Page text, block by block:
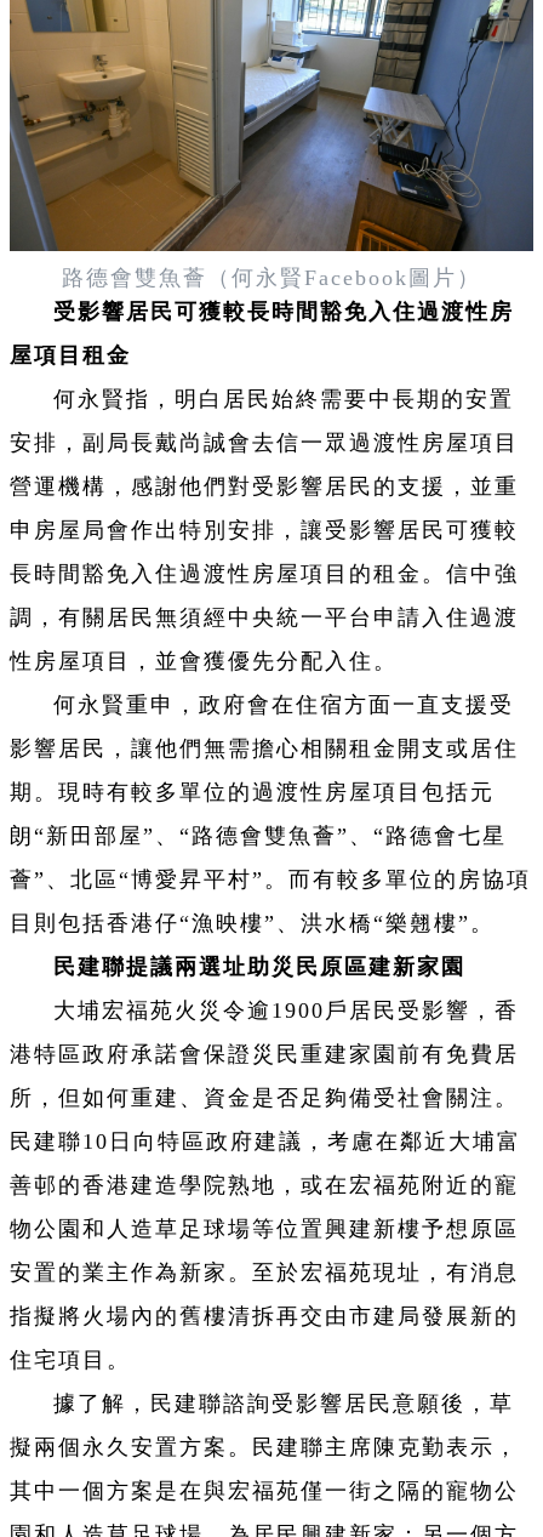
路德會雙魚薈（何永賢Facebook圖片）
受影響居民可獲較長時間豁免入住過渡性房
屋項目租金
何永賢指，明白居民始終需要中長期的安置
安排，副局長戴尚誠會去信一眾過渡性房屋項目
營運機構，感謝他們對受影響居民的支援，並重
申房屋局會作出特別安排，讓受影響居民可獲較
長時間豁免入住過渡性房屋項目的租金。信中強
調，有關居民無須經中央統一平台申請入住過渡
性房屋項目，並會獲優先分配入住。
何永賢重申，政府會在住宿方面一直支援受
影響居民，讓他們無需擔心相關租金開支或居住
期。現時有較多單位的過渡性房屋項目包括元
朗“新田部屋”、“路德會雙魚薈”、“路德會七星
薈”、北區“博愛昇平村”。而有較多單位的房協項
目則包括香港仔“漁映樓”、洪水橋“樂翹樓”。
民建聯提議兩選址助災民原區建新家園
大埔宏福苑火災令逾1900戶居民受影響，香
港特區政府承諾會保證災民重建家園前有免費居
所，但如何重建、資金是否足夠備受社會關注。
民建聯10日向特區政府建議，考慮在鄰近大埔富
善邨的香港建造學院熟地，或在宏福苑附近的寵
物公園和人造草足球場等位置興建新樓予想原區
安置的業主作為新家。至於宏福苑現址，有消息
指擬將火場內的舊樓清拆再交由市建局發展新的
住宅項目。
據了解，民建聯諮詢受影響居民意願後，草
擬兩個永久安置方案。民建聯主席陳克勤表示，
其中一個方案是在與宏福苑僅一街之隔的寵物公